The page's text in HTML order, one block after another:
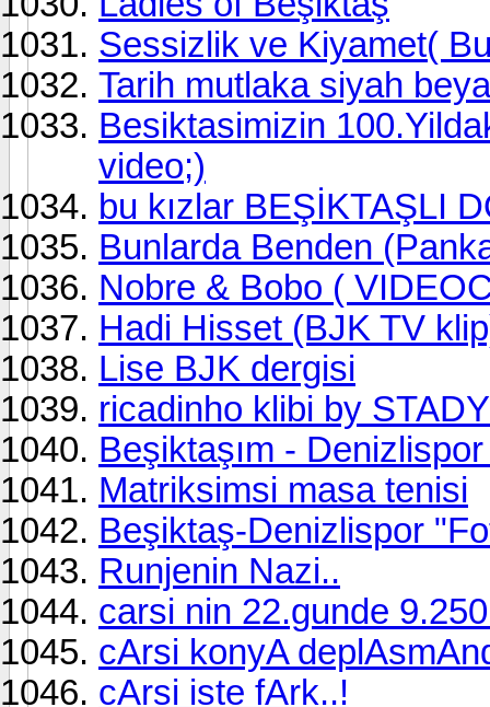
Sessizlik ve Kiyamet(
Tarih mutlaka siyah
Besiktasimizin
video;)
bu kızlar BEŞİKTAŞLI
Bunlarda Benden
Nobre & Bobo (
Hadi Hisset (BJK TV
Lise BJK dergisi
ricadinho klibi by
Beşiktaşım -
Matriksimsi masa tenisi
Beşiktaş-Denizlispor
Runjenin Nazi..
carsi nin 22.gunde
cArsi konyA
cArsi iste fArk..!